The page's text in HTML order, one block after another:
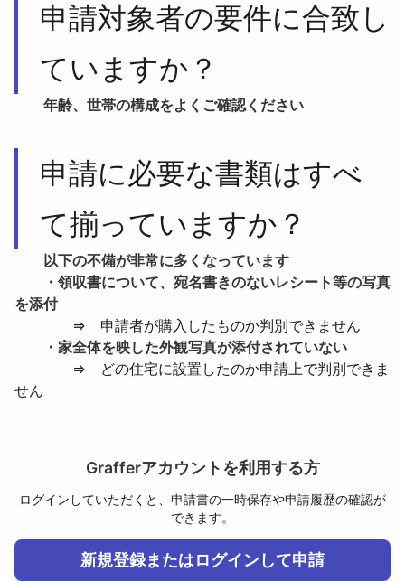
申請対象者の要件に合致し
ていますか？
年齢、世帯の構成をよくご確認ください
申請に必要な書類はすべ
て揃っていますか？
以下の不備が非常に多くなっています
・領収書について、宛名書きのないレシート等の写真
を添付
⇒　申請者が購入したものか判別できません
・家全体を映した外観写真が添付されていない
⇒　どの住宅に設置したのか申請上で判別できま
せん
Grafferアカウントを利用する方
ログインしていただくと、申請書の一時保存や申請履歴の確認が
できます。
新規登録またはログインして申請